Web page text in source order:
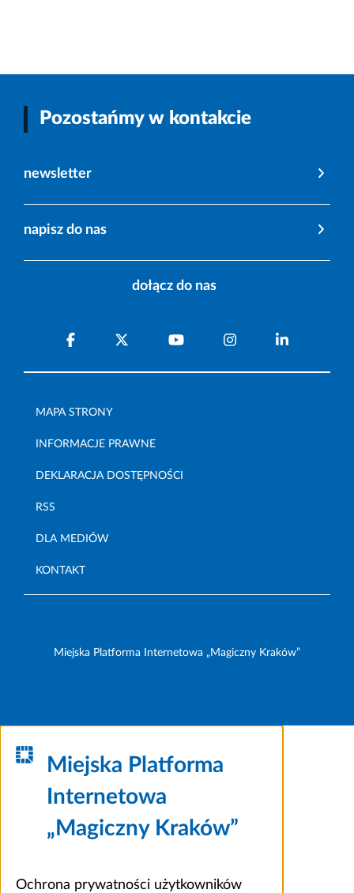
Pozostańmy w kontakcie
newsletter
napisz do nas
dołącz do nas
MAPA STRONY
INFORMACJE PRAWNE
DEKLARACJA DOSTĘPNOŚCI
RSS
DLA MEDIÓW
KONTAKT
Miejska Platforma Internetowa „Magiczny Kraków”
Miejska Platforma
Internetowa
„Magiczny Kraków”
Ochrona prywatności użytkowników